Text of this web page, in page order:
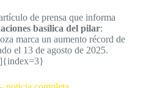
de prensa que informa
basílica del pilar:
marca un aumento récord de
el 13 de agosto de 2025.